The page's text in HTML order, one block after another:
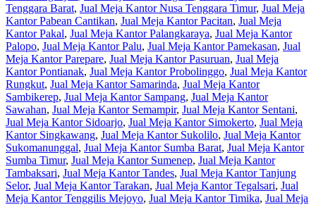
Tenggara Barat, Jual Meja Kantor Nusa Tenggara Timur, Jual Meja
Kantor Pabean Cantikan, Jual Meja Kantor Pacitan, Jual Meja
Kantor Pakal, Jual Meja Kantor Palangkaraya, Jual Meja Kantor
Palopo, Jual Meja Kantor Palu, Jual Meja Kantor Pamekasan, Jual
Meja Kantor Parepare, Jual Meja Kantor Pasuruan, Jual Meja
Kantor Pontianak, Jual Meja Kantor Probolinggo, Jual Meja Kantor
Rungkut, Jual Meja Kantor Samarinda, Jual Meja Kantor
Sambikerep, Jual Meja Kantor Sampang, Jual Meja Kantor
Sawahan, Jual Meja Kantor Semampir, Jual Meja Kantor Sentani,
Jual Meja Kantor Sidoarjo, Jual Meja Kantor Simokerto, Jual Meja
Kantor Singkawang, Jual Meja Kantor Sukolilo, Jual Meja Kantor
Sukomanunggal, Jual Meja Kantor Sumba Barat, Jual Meja Kantor
Sumba Timur, Jual Meja Kantor Sumenep, Jual Meja Kantor
Tambaksari, Jual Meja Kantor Tandes, Jual Meja Kantor Tanjung
Selor, Jual Meja Kantor Tarakan, Jual Meja Kantor Tegalsari, Jual
Meja Kantor Tenggilis Mejoyo, Jual Meja Kantor Timika, Jual Meja